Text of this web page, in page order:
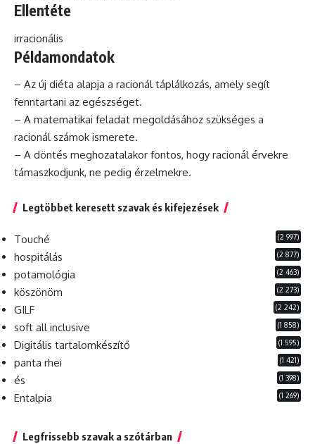
Ellentéte
irracionális
Példamondatok
– Az új diéta alapja a racionál táplálkozás, amely segít
fenntartani az egészséget.
– A matematikai feladat megoldásához szükséges a
racionál számok ismerete.
– A döntés meghozatalakor fontos, hogy racionál érvekre
támaszkodjunk, ne pedig érzelmekre.
Legtöbbet keresett szavak és kifejezések
Touché (2 997)
hospitálás (2 877)
potamológia (2 463)
köszönöm (2 273)
GILF (2 242)
soft all inclusive (1 858)
Digitális tartalomkészítő (1 595)
panta rhei (1 421)
és (1 398)
Entalpia (1 269)
Legfrissebb szavak a szótárban